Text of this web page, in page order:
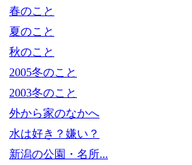
春のこと
夏のこと
秋のこと
2005冬のこと
2003冬のこと
外から家のなかへ
水は好き？嫌い？
新潟の公園・名所...